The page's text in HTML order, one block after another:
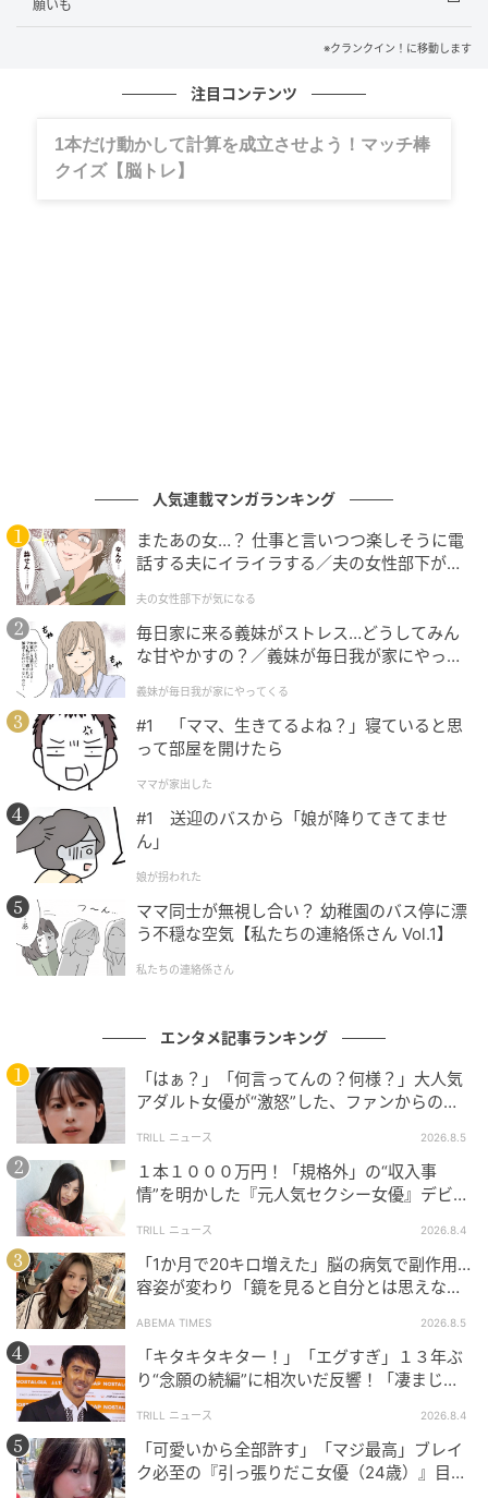
える作品です」とコメントを寄せた。
しゃべりが大好きな恐竜。かなでは、これまで動物役
の声優を務めた経験はあるものの、恐竜役に挑戦する
のは今回が初となる。かなでは「キッズ向けの作品で
＜コメント全文＞
■ケンドーコバヤシ（ティーレックス役）
今回のアフレコは、台詞のシーンの監督と、歌の監督
のお二人から絶賛していただいて、恐縮しております
（笑）。演じたのは、最強で最も凶暴と言われるティ
ーレックス。役作りのために魚と野菜を抜いて、牛・
豚・鶏を中心に食べ
てきました。半日だけですけどね（笑）。
ただ、作品自体はすごく明るくて楽しいので、難しく
考えずに演じることができました。普段は子どもに見
せづらい仕事も多いのですが、今回は堂々と「お父さ
んの仕事はこれや！」と言える作品です。ティーレッ
クス役ですが、凶暴なシーンはほぼありませんのでご
安心ください（笑）。親子で楽しめる映画になってい
どもと一緒に観たいと思います。
■かなで（プテラノドン役）
今回演じたのは、自分大好きでちょっとめんどくさ
い“プテラノドンのおばさん”です。最初は、この“プテ
ラおばさん”のハイテンションさに圧倒されましたが、
ディレクターの方に細かくアドバイスをいただきなが
ら演じていくうちに、私自身もどんどん役に引き込ま
れて、収録が本当に楽しくなりました。
キッズ向けの作品ですが、大人の方も思わず夢中にな
ってしまうような見応えのあるストーリーになってい
ますし、かわいいキャラクターたちの活躍も見どころ
です。また、ケンドーコバヤシさんのお芝居も本当に
素晴らしいので、ぜひ注目していただきたいです。ご
願いも
※クランクイン！に移動します
注目コンテンツ
グルメ、ギャグ、子育て、旅行記……全部、読
めます。
人気連載マンガランキング
またあの女…？ 仕事と言いつつ楽しそうに電
話する夫にイライラする／夫の女性部下が気
夫の女性部下が気になる
毎日家に来る義妹がストレス…どうしてみん
な甘やかすの？／義妹が毎日我が家にやって
が】
義妹が毎日我が家にやってくる
#1 「ママ、生きてるよね？」寝ていると思
って部屋を開けたら
ママが家出した
#1 送迎のバスから「娘が降りてきてませ
ん」
娘が拐われた
ママ同士が無視し合い？ 幼稚園のバス停に漂
う不穏な空気【私たちの連絡係さん Vol.1】
私たちの連絡係さん
エンタメ記事ランキング
「はぁ？」「何言ってんの？何様？」大人気
アダルト女優が“激怒”した、ファンからの
TRILL ニュース 2026.8.5
１本１０００万円！「規格外」の“収入事
情”を明かした『元人気セクシー女優』デビュ
TRILL ニュース 2026.8.4
「1か月で20キロ増えた」脳の病気で副作用…
容姿が変わり「鏡を見ると自分とは思えなか
ABEMA TIMES 2026.8.5
「キタキタキター！」「エグすぎ」１３年ぶ
り“念願の続編”に相次いだ反響！「凄まじく
TRILL ニュース 2026.8.4
「可愛いから全部許す」「マジ最高」ブレイ
ク必至の『引っ張りだこ女優（24歳）』目が